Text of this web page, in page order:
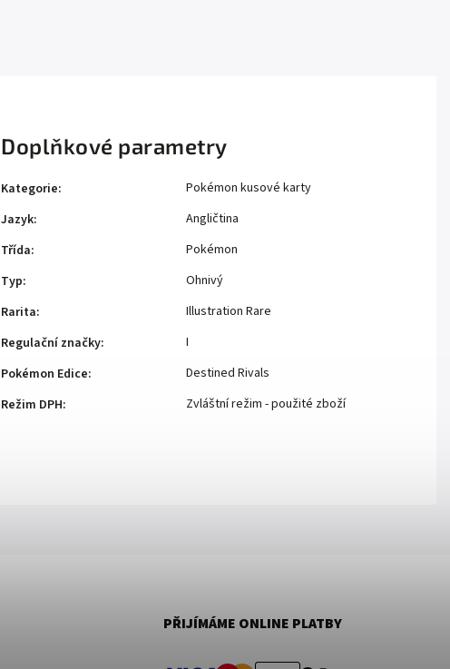
Doplňkové parametry
Kategorie:
Pokémon kusové karty
Jazyk:
Angličtina
Třída:
Pokémon
Typ:
Ohnivý
Rarita:
Illustration Rare
Regulační značky:
I
Pokémon Edice:
Destined Rivals
Režim DPH: Zvláštní režim - použité zboží
PŘIJÍMÁME ONLINE PLATBY